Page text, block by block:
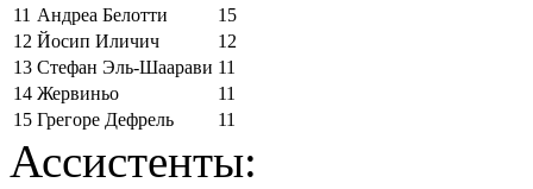
11 Андреа Белотти
15
12 Йосип Иличич
12
13 Стефан Эль-Шаарави 11
14 Жервиньо
11
15 Грегоре Дефрель 11
Ассистенты: